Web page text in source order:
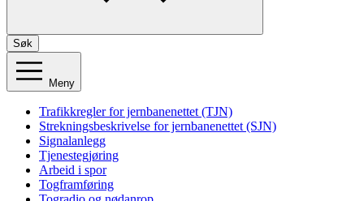
Søk
Meny
Trafikkregler for jernbanenettet (TJN)
Strekningsbeskrivelse for jernbanenettet (SJN)
Signalanlegg
Tjenestegjøring
Arbeid i spor
Togframføring